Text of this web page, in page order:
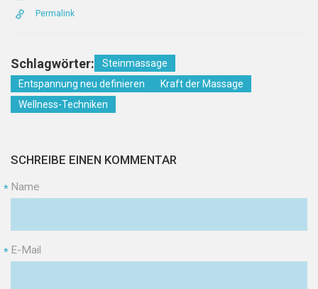
Permalink
Schlagwörter:
Steinmassage
Entspannung neu definieren
Kraft der Massage
Wellness-Techniken
SCHREIBE EINEN KOMMENTAR
Name
*
E-Mail
*